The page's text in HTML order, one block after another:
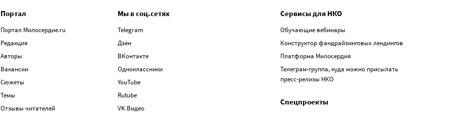
Портал
Портал Милосердие.ru
Редакция
Авторы
Вакансии
Сюжеты
Темы
Отзывы читателей
Мы в соц.сетях
Telegram
Дзен
ВКонтакте
Одноклассники
YouTube
Rutube
VK Видео
Сервисы для НКО
Обучающие вебинары
Конструктор фандрайзинговых лендингов
Платформа Милосердия
Телеграм-группа, куда можно присылать
пресс-релизы НКО
Спецпроекты